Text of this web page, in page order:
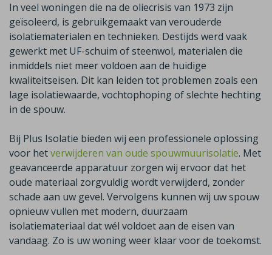
In veel woningen die na de oliecrisis van 1973 zijn
geïsoleerd, is gebruikgemaakt van verouderde
isolatiematerialen en technieken. Destijds werd vaak
gewerkt met UF-schuim of steenwol, materialen die
inmiddels niet meer voldoen aan de huidige
kwaliteitseisen. Dit kan leiden tot problemen zoals een
lage isolatiewaarde, vochtophoping of slechte hechting
in de spouw.
Bij Plus Isolatie bieden wij een professionele oplossing
voor hetverwijderen van oude spouwmuurisolatie. Met
geavanceerde apparatuur zorgen wij ervoor dat het
oude materiaal zorgvuldig wordt verwijderd, zonder
schade aan uw gevel. Vervolgens kunnen wij uw spouw
opnieuw vullen met modern, duurzaam
isolatiemateriaal dat wél voldoet aan de eisen van
vandaag. Zo is uw woning weer klaar voor de toekomst.